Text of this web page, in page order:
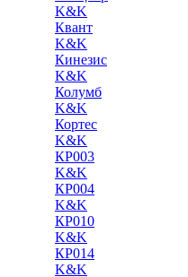
K&K
Квант
K&K
Кинезис
K&K
Колумб
K&K
Кортес
K&K
КР003
K&K
КР004
K&K
КР010
K&K
КР014
K&K